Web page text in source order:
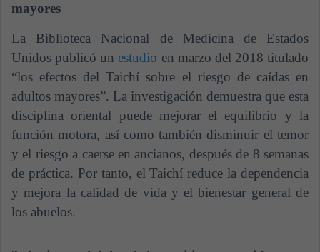
mayores
La Biblioteca Nacional de Medicina de Estados
Unidos publicó un estudio en marzo del 2018 titulado
“los efectos del Taichí sobre el riesgo de caídas en
adultos mayores”. La investigación demuestra que esta
disciplina oriental puede mejorar el equilibrio y la
función motora, así como también disminuir el temor
y el riesgo a caerse en ancianos, después de 8 semanas
de práctica. Por tanto, el Taichí reduce la dependencia
y mejora la calidad de vida y el bienestar general de
los abuelos.